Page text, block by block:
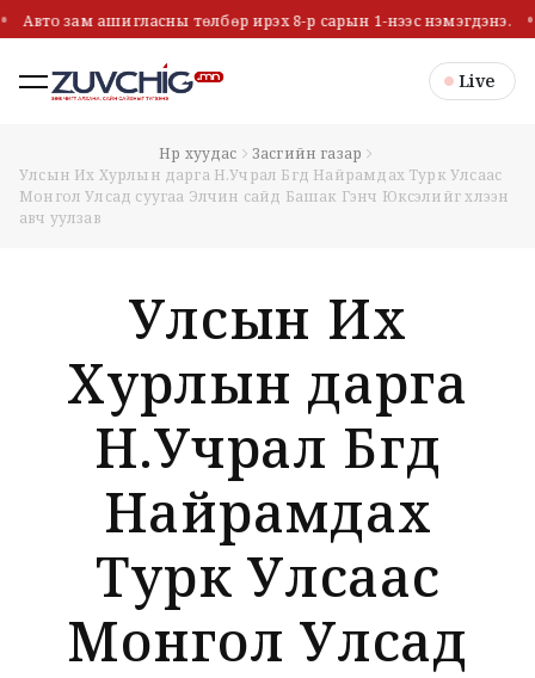
Авто зам ашигласны төлбөр ирэх 8-р сарын 1-нээс нэмэгдэнэ.
Live
Нүүр хуудас
Засгийн газар
Улсын Их Хурлын дарга Н.Учрал Бүгд Найрамдах Турк Улсаас
Монгол Улсад суугаа Элчин сайд Башак Гэнч Юксэлийг хүлээн
авч уулзав
Улсын Их
Хурлын дарга
Н.Учрал Бүгд
Найрамдах
Турк Улсаас
Монгол Улсад